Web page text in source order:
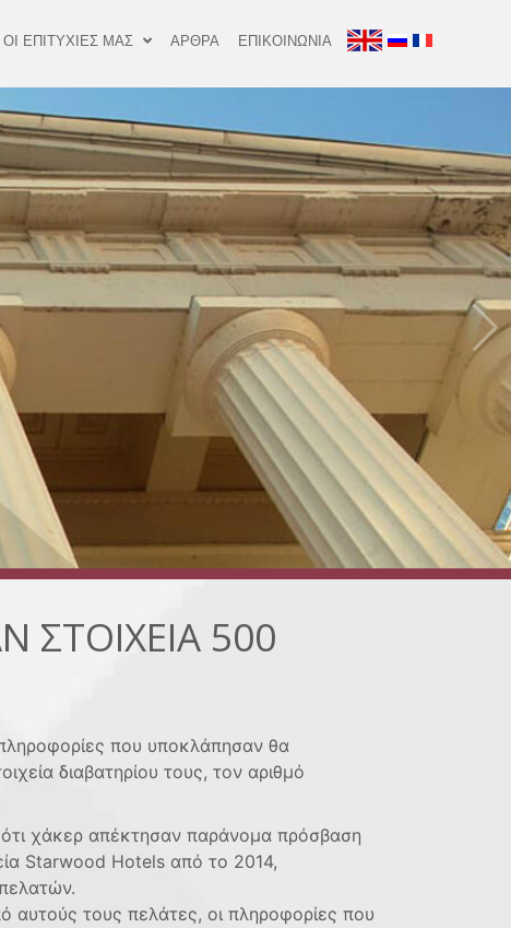
ΟΙ ΕΠΙΤΥΧΙΕΣ ΜΑΣ ΑΡΘΡΑ ΕΠΙΚΟΙΝΩΝΙΑ
ΣΤΟΙΧΕΙΑ 500
που υποκλάπησαν θα
διαβατηρίου τους, τον αριθμό
χάκερ απέκτησαν παράνομα πρόσβαση
Starwood Hotels από το 2014,
αυτούς τους πελάτες, οι πληροφορίες που